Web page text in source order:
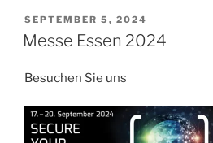
VERÖFFENTLICHT
AM
SEPTEMBER 5, 2024
Messe Essen 2024
Besuchen Sie uns